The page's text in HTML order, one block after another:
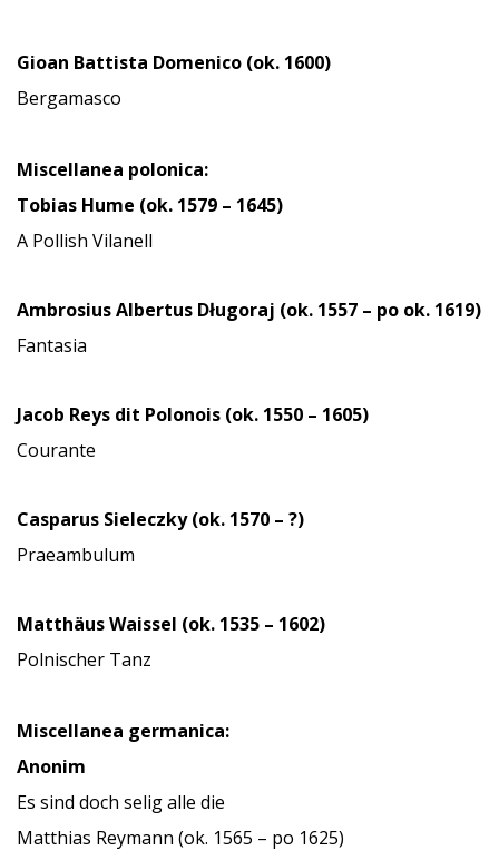
Gioan Battista Domenico (ok. 1600)
Bergamasco
Miscellanea polonica:
Tobias Hume (ok. 1579 – 1645)
A Pollish Vilanell
Ambrosius Albertus Długoraj (ok. 1557 – po ok. 1619)
Fantasia
Jacob Reys dit Polonois (ok. 1550 – 1605)
Courante
Casparus Sieleczky (ok. 1570 – ?)
Praeambulum
Matthäus Waissel (ok. 1535 – 1602)
Polnischer Tanz
Miscellanea germanica:
Anonim
Es sind doch selig alle die
Matthias Reymann (ok. 1565 – po 1625)